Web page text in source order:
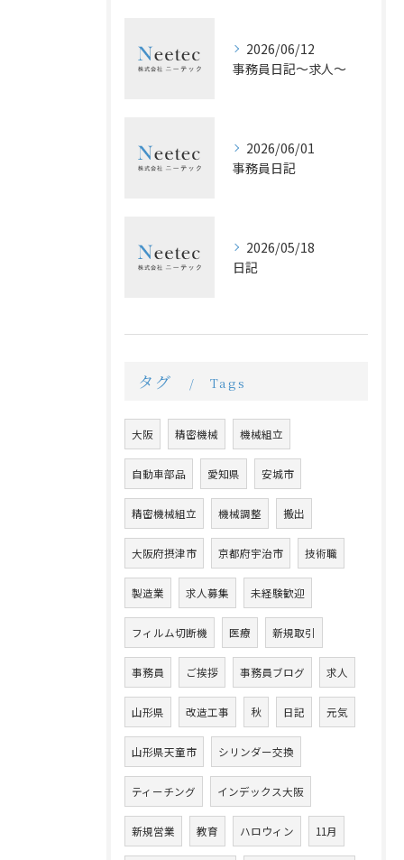
2026/06/12
事務員日記〜求人〜
2026/06/01
事務員日記
2026/05/18
日記
タグ Tags
大阪 精密機械 機械組立
自動車部品 愛知県 安城市
精密機械組立 機械調整 搬出
大阪府摂津市 京都府宇治市 技術職
製造業 求人募集 未経験歓迎
フィルム切断機 医療 新規取引
事務員 ご挨拶 事務員ブログ 求人
山形県 改造工事 秋 日記 元気
山形県天童市 シリンダー交換
ティーチング インデックス大阪
新規営業 教育 ハロウィン 11月